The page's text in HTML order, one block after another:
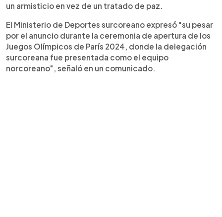
un armisticio en vez de un tratado de paz.
El Ministerio de Deportes surcoreano expresó "su pesar
por el anuncio durante la ceremonia de apertura de los
Juegos Olímpicos de París 2024, donde la delegación
surcoreana fue presentada como el equipo
norcoreano", señaló en un comunicado.